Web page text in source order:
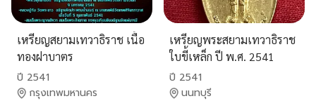
เหรียญสยามเทวาธิราช เนื้อ
ทองฝาบาตร
ปี 2541
กรุงเทพมหานคร
เหรียญพระสยามเทวาธิราช
ใบขี้เหล็ก ปี พ.ศ. 2541
ปี 2541
นนทบุรี